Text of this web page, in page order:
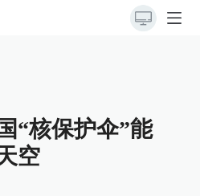
“核保护伞”能
空